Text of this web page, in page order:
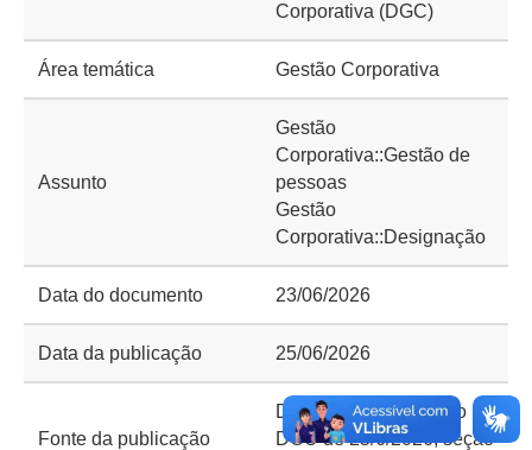
Corporativa (DGC)
Área temática Gestão Corporativa
Assunto
Gestão
Corporativa::Gestão de
pessoas
Gestão
Corporativa::Designação
Data do documento 23/06/2026
Data da publicação 25/06/2026
Fonte da publicação
Diário Oficial da União
DOU de 25/6/2026, seção